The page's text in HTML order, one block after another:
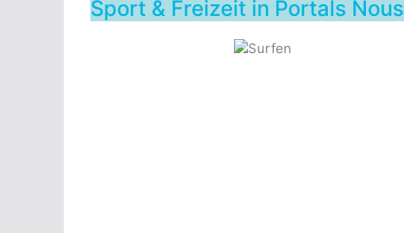
Sport & Freizeit in Portals Nous